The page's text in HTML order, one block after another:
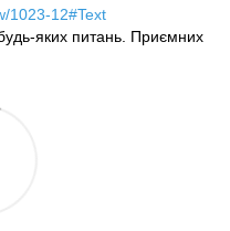
1023-12#Text
яких питань. Приємних